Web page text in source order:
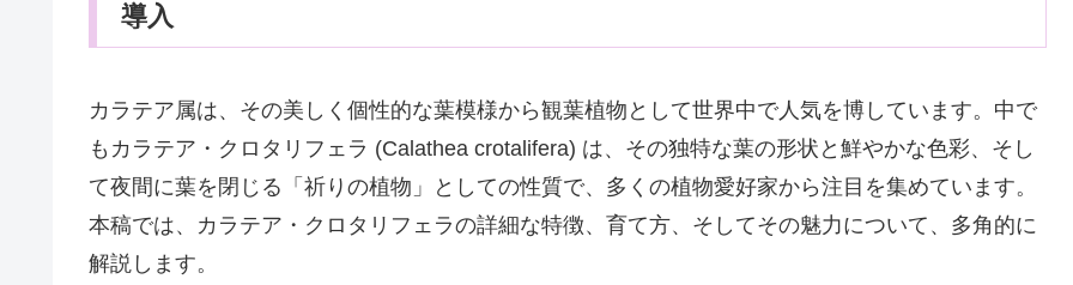
導入
カラテア属は、その美しく個性的な葉模様から観葉植物として世界中で人気を博しています。中で
もカラテア・クロタリフェラ (Calathea crotalifera) は、その独特な葉の形状と鮮やかな色彩、そし
て夜間に葉を閉じる「祈りの植物」としての性質で、多くの植物愛好家から注目を集めています。
本稿では、カラテア・クロタリフェラの詳細な特徴、育て方、そしてその魅力について、多角的に
解説します。